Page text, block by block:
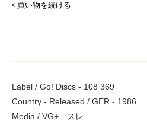
買い物を続ける
Label / Go! Discs - 108 369
Country - Released / GER - 1986
Media / VG+ スレ